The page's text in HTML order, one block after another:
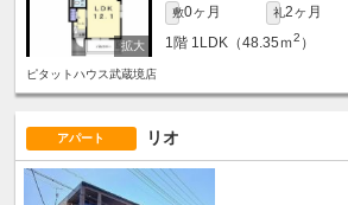
敷0ヶ月 礼2ヶ月
1階 1LDK（48.35ｍ2 ）
ピタットハウス武蔵境店
アパート リオ